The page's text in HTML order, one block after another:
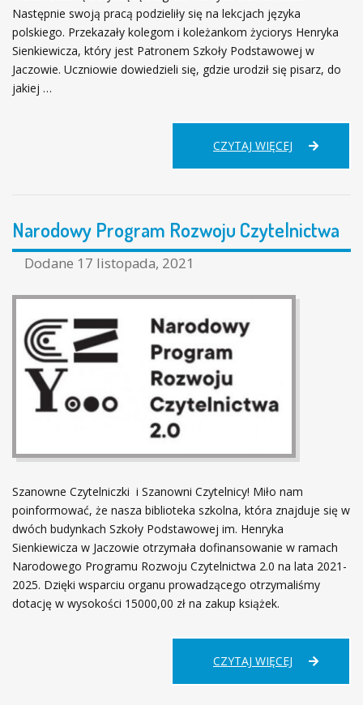
Następnie swoją pracą podzieliły się na lekcjach języka
polskiego. Przekazały kolegom i koleżankom życiorys Henryka
Sienkiewicza, który jest Patronem Szkoły Podstawowej w
Jaczowie. Uczniowie dowiedzieli się, gdzie urodził się pisarz, do
jakiej …
CZYTAJ WIĘCEJ LEKCJA
Narodowy Program Rozwoju Czytelnictwa
Dodane 17 listopada, 2021
Szanowne Czytelniczki i Szanowni Czytelnicy! Miło nam
poinformować, że nasza biblioteka szkolna, która znajduje się w
dwóch budynkach Szkoły Podstawowej im. Henryka
Sienkiewicza w Jaczowie otrzymała dofinansowanie w ramach
Narodowego Programu Rozwoju Czytelnictwa 2.0 na lata 2021-
2025. Dzięki wsparciu organu prowadzącego otrzymaliśmy
dotację w wysokości 15000,00 zł na zakup książek.
CZYTAJ WIĘCEJ NARODOWY